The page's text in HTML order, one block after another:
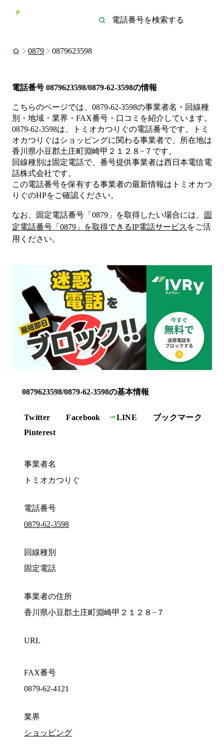
0879 0879623598
電話番号 0879623598/0879-62-3598の情報
こちらのページでは、 0879-62-3598の事業者名・回線種
別・地域・業界・FAX番号・口コミを紹介しています。
0879-62-3598は、 トミオカつりぐの電話番号です。
トミ
オカつりぐはショッピングに関わる事業者で、所在地は
香川県小豆郡土庄町淵崎甲２１２８−７ です。
回線種別は固定電話で、番号提供事業者は西日本電信電
話株式会社です。
この電話番号を保有する事業者の最新情報は トミオカつ
りぐのHPをご確認ください。
なお、固定電話番号「 0879 」を取得したい場合には、
固
定電話番号「 0879 」を取得できるIP電話サービス をご活
用ください。
0879623598/0879-62-3598の基本情報
Twitter Facebook LINE
ブックマーク
Pinterest
事業者名
トミオカつりぐ
電話番号
0879-62-3598
回線種別
固定電話
事業者の住所
香川県小豆郡土庄町淵崎甲２１２８−７
URL
FAX番号
0879-62-4121
業界
ショッピング